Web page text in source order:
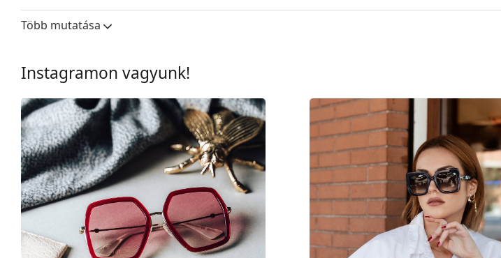
Lencseszélesség:
54 mm
Keret
Keret forma:
Négyzet
Keret színe:
Fekete
Keret anyaga:
Műanyag
Méret:
L
Szélesség:
142 mm
140 mm
Hídszélesség:
20 mm
Több mutatása
Instagramon vagyunk!